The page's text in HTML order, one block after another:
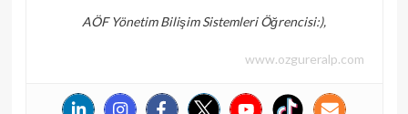
AÖF Yönetim Bilişim Sistemleri Öğrencisi:),
www.ozgureralp.com